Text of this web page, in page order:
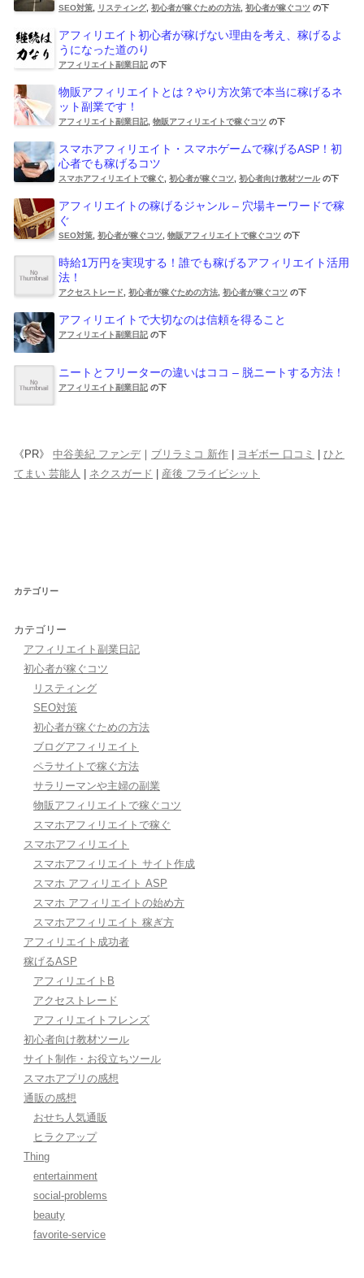
SEO対策 リスティング, 初心者が稼ぐための方法 初心者が稼ぐコツ の下
アフィリエイト初心者が稼げない理由を考え、稼げるよ
うになった道のり
アフィリエイト副業日記 の下
物販アフィリエイトとは？やり方次第で本当に稼げるネ
ット副業です！
アフィリエイト副業日記 物販アフィリエイトで稼ぐコツ の下
スマホアフィリエイト・スマホゲームで稼げるASP！初
心者でも稼げるコツ
スマホアフィリエイトで稼ぐ 初心者が稼ぐコツ 初心者向け教材ツールの下
アフィリエイトの稼げるジャンル – 穴場キーワードで稼
ぐ
SEO対策 初心者が稼ぐコツ 物販アフィリエイトで稼ぐコツ の下
時給1万円を実現する！誰でも稼げるアフィリエイト活用
法！
アクセストレード 初心者が稼ぐための方法 初心者が稼ぐコツ の下
アフィリエイトで大切なのは信頼を得ること
アフィリエイト副業日記 の下
ニートとフリーターの違いはココ – 脱ニートする方法！
アフィリエイト副業日記 の下
《PR》 中谷美紀 ファンデ｜ ブリラミコ 新作 ヨギボー 口コミ
ひと
てまい 芸能人
ネクスガード 産後 フライビシット
カテゴリー
カテゴリー
アフィリエイト副業日記
初心者が稼ぐコツ
リスティング
SEO対策
初心者が稼ぐための方法
ブログアフィリエイト
ペラサイトで稼ぐ方法
サラリーマンや主婦の副業
物販アフィリエイトで稼ぐコツ
スマホアフィリエイトで稼ぐ
スマホアフィリエイト
スマホアフィリエイト サイト作成
スマホ アフィリエイト ASP
スマホ アフィリエイトの始め方
スマホアフィリエイト 稼ぎ方
アフィリエイト成功者
稼げるASP
アフィリエイトB
アクセストレード
アフィリエイトフレンズ
初心者向け教材ツール
サイト制作・お役立ちツール
スマホアプリの感想
通販の感想
おせち人気通販
ヒラクアップ
Thing
entertainment
social-problems
beauty
favorite-service